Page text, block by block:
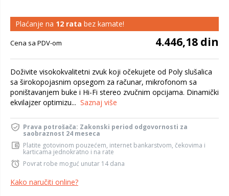
Plaćanje na 12 rata bez kamate!
Cena sa PDV-om 4.446,18 din
Doživite visokokvalitetni zvuk koji očekujete od Poly slušalica
sa širokopojasnim opsegom za računar, mikrofonom sa
poništavanjem buke i Hi-Fi stereo zvučnim opcijama. Dinamički
ekvilajzer optimizu... Saznaj više
Prava potrošača: Zakonski period odgovornosti za
saobraznost 24 meseca
Platite gotovinom pouzećem, internet bankarstvom, čekovima i
karticama jednokratno i na rate
Povrat robe moguć unutar 14 dana
Kako naručiti online?